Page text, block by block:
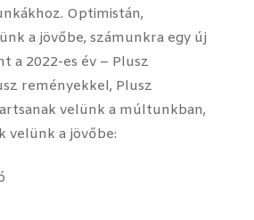
Optimistán,
a jövőbe, számunkra egy új
a 2022-es év – Plusz
reményekkel, Plusz
velünk a múltunkban,
velünk a jövőbe: